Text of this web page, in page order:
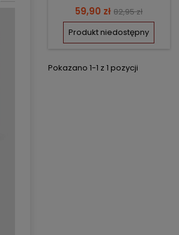
Cena
59,90 zł Cena
podstawowa
82,95 zł
Produkt niedostępny
Pokazano 1-1 z 1 pozycji